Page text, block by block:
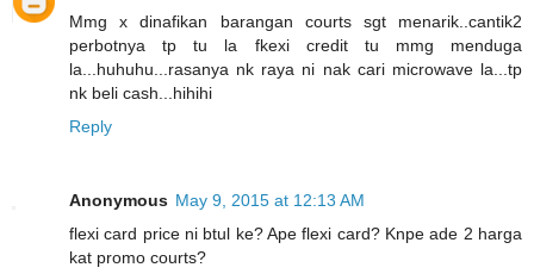
Mmg x dinafikan barangan courts sgt menarik..cantik2
perbotnya tp tu la fkexi credit tu mmg menduga
la...huhuhu...rasanya nk raya ni nak cari microwave la...tp
nk beli cash...hihihi
Reply
Anonymous May 9, 2015 at 12:13 AM
flexi card price ni btul ke? Ape flexi card? Knpe ade 2 harga
kat promo courts?